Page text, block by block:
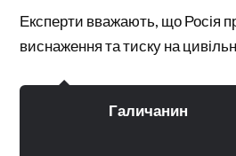
Експерти вважають, що Росія
виснаження та тиску на
Галичанин